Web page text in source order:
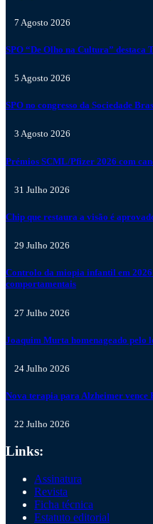
7 Agosto 2026
SPO “De Olho na Cultura” destaca
5 Agosto 2026
SPO no congresso da Sociedade
3 Agosto 2026
Prémios SCML/Pfizer 2026 com
31 Julho 2026
Chip que restaura a visão é
29 Julho 2026
Controlo da miopia infantil em
comportamentais
27 Julho 2026
Joaquim Murta homenageado pelo
24 Julho 2026
Nova terapia para Alzheimer
22 Julho 2026
Links:
Assinatura
Revista
Ficha técnica
Estatuto editorial